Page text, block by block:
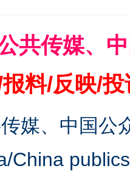
共传媒、
料/反映/
媒、中国公
China